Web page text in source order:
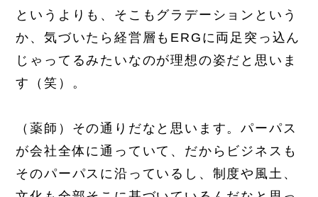
というよりも、そこもグラデーションという
か、気づいたら経営層もERGに両足突っ込ん
じゃってるみたいなのが理想の姿だと思いま
す（笑）。
（薬師）その通りだなと思います。パーパス
が会社全体に通っていて、だからビジネスも
そのパーパスに沿っているし、制度や風土、